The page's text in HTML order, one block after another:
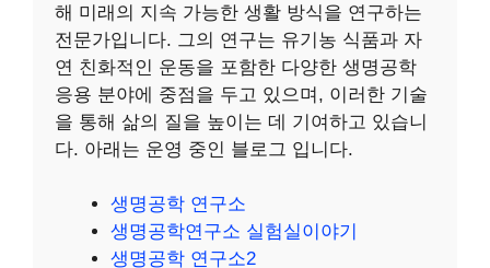
해 미래의 지속 가능한 생활 방식을 연구하는
전문가입니다. 그의 연구는 유기농 식품과 자
연 친화적인 운동을 포함한 다양한 생명공학
응용 분야에 중점을 두고 있으며, 이러한 기술
을 통해 삶의 질을 높이는 데 기여하고 있습니
다. 아래는 운영 중인 블로그 입니다.
생명공학 연구소
생명공학연구소 실험실이야기
생명공학 연구소2